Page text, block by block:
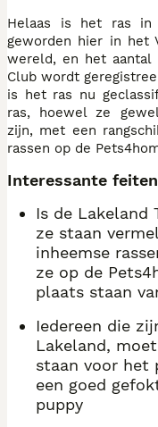
Helaas is het ras
geworden hier in het
wereld, en het aantal
Club wordt
is het ras nu
ras, hoewel ze
zijn, met een
rassen op de
Interessante
Is de Lakeland
ze staan
inheemse
ze op de
plaats staan
Iedereen die
Lakeland,
staan voor het
een goed
puppy